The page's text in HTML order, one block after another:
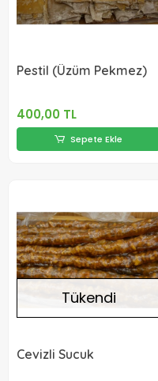
Pestil (Üzüm Pekmez)
400,00 TL
Sepete Ekle
Tükendi
Cevizli Sucuk